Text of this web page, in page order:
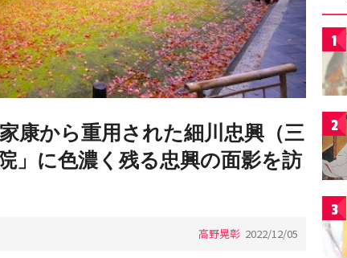
康から重用された細川忠興（三
」に色濃く残る忠興の面影を訪
高野晃彰 2022/12/05
1
2
3